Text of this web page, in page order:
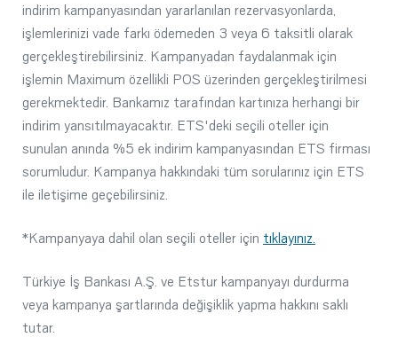
indirim kampanyasından yararlanılan rezervasyonlarda,
işlemlerinizi vade farkı ödemeden 3 veya 6 taksitli olarak
gerçekleştirebilirsiniz. Kampanyadan faydalanmak için
işlemin Maximum özellikli POS üzerinden gerçekleştirilmesi
gerekmektedir. Bankamız tarafından kartınıza herhangi bir
indirim yansıtılmayacaktır. ETS'deki seçili oteller için
sunulan anında %5 ek indirim kampanyasından ETS firması
sorumludur. Kampanya hakkındaki tüm sorularınız için ETS
ile iletişime geçebilirsiniz.
*Kampanyaya dahil olan seçili oteller için tıklayınız.
Türkiye İş Bankası A.Ş. ve Etstur kampanyayı durdurma
veya kampanya şartlarında değişiklik yapma hakkını saklı
tutar.